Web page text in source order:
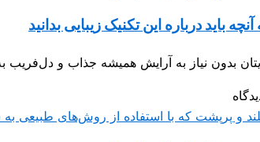
باید درباره این تکنیک زیبایی بدانید
بدون نیاز به آرایش همیشه جذاب و دل‌فریب